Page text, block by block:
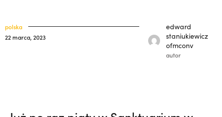
kuria prowincjalna
żyje!” | JESTEM
polska
22 marca, 2023
edward
staniukiewicz
ofmconv
autor